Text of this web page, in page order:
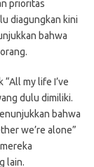
prioritas
diagungkan kini
bahwa
my life I’ve
dulu dimiliki.
bahwa
we’re alone”
lain.